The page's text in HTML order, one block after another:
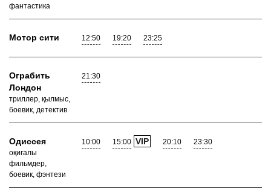
фантастика
Мотор сити 12:50 19:20 23:25
Ограбить
Лондон
триллер, қылмыс,
боевик, детектив
21:30
Одиссея
оқиғалы
фильмдер,
боевик, фэнтези
10:00 15:00 VIP 20:10 23:30